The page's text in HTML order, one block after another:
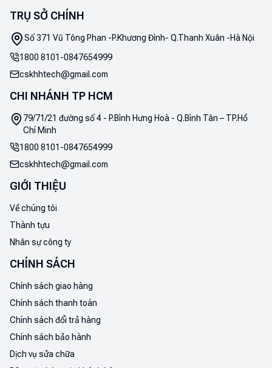
TRỤ SỞ CHÍNH
Số 371 Vũ Tông Phan -P.Khương Đình- Q.Thanh Xuân -Hà Nội
1800 8101 -0847654999
cskhhtech@gmail.com
CHI NHÁNH TP HCM
79/71/21 đường số 4 - P.Bình Hưng Hoà - Q.Bình Tân – TP.Hồ
Chí Minh
1800 8101 -0847654999
cskhhtech@gmail.com
GIỚI THIỆU
Về chúng tôi
Thành tựu
Nhân sự công ty
CHÍNH SÁCH
Chính sách giao hàng
Chính sách thanh toán
Chính sách đổi trả hàng
Chính sách bảo hành
Dịch vụ sửa chữa